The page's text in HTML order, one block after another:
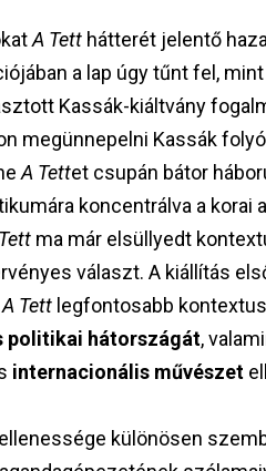
A Tett hátterét jelentő
a lap úgy tűnt fel,
Kassák-kiáltvány
megünnepelni Kassák
A Tettet csupán bátor
koncentrálva a
ma már elsüllyedt
választ. A kiállítás
A Tett legfontosabb
politikai hátországát,
internacionális művészet
különösen